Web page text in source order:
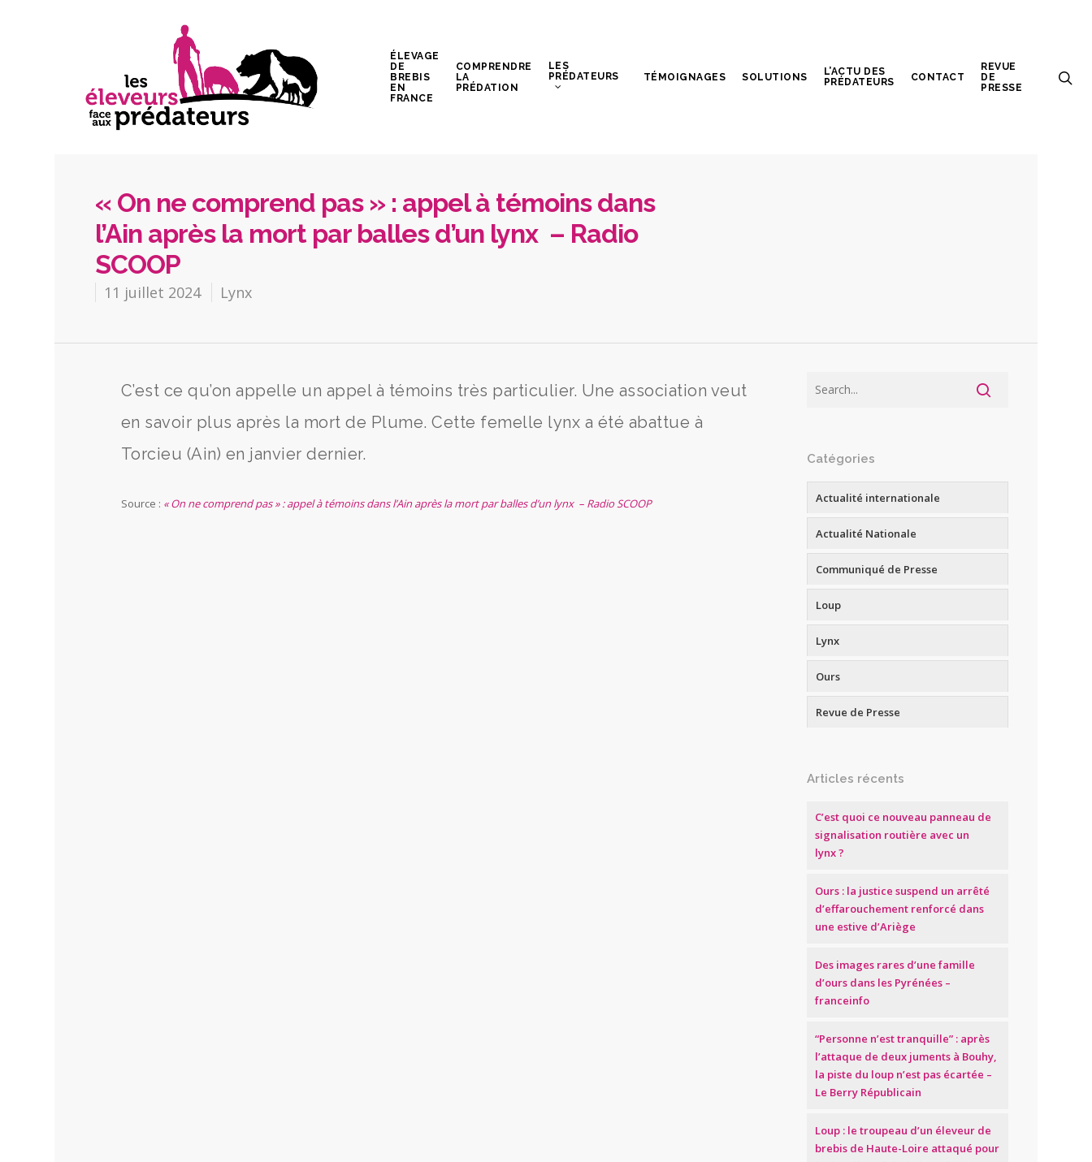
ÉLEVAGE
DE
BREBIS
EN
FRANCE
COMPRENDRE
LA
PRÉDATION
LES
PRÉDATEURS
TÉMOIGNAGES SOLUTIONS
L’ACTU DES
PRÉDATEURS
CONTACT
REVUE
DE
PRESSE
« On ne comprend pas » : appel à témoins dans
l’Ain après la mort par balles d’un lynx – Radio
SCOOP
11 juillet 2024 Lynx
C’est ce qu’on appelle un appel à témoins très particulier. Une association veut
en savoir plus après la mort de Plume. Cette femelle lynx a été abattue à
Torcieu (Ain) en janvier dernier.
Source : « On ne comprend pas » : appel à témoins dans l’Ain après la mort par balles d’un lynx – Radio SCOOP
Catégories
Actualité internationale
Actualité Nationale
Communiqué de Presse
Loup
Lynx
Ours
Revue de Presse
Articles récents
C’est quoi ce nouveau panneau de
signalisation routière avec un
lynx ?
Ours : la justice suspend un arrêté
d’effarouchement renforcé dans
une estive d’Ariège
Des images rares d’une famille
d’ours dans les Pyrénées –
franceinfo
“Personne n’est tranquille” : après
l’attaque de deux juments à Bouhy,
la piste du loup n’est pas écartée –
Le Berry Républicain
Loup : le troupeau d’un éleveur de
brebis de Haute-Loire attaqué pour